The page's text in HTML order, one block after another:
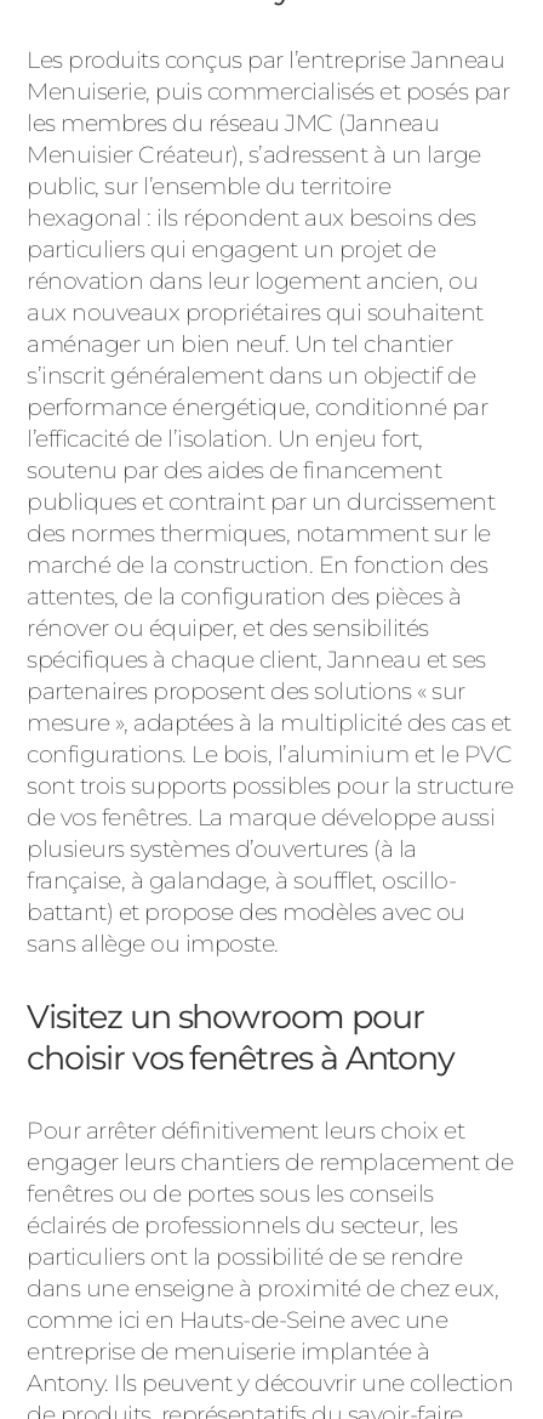
Les produits conçus par l’entreprise Janneau
Menuiserie, puis commercialisés et posés par
les membres du réseau JMC (Janneau
Menuisier Créateur), s’adressent à un large
public, sur l’ensemble du territoire
hexagonal : ils répondent aux besoins des
particuliers qui engagent un projet de
rénovation dans leur logement ancien, ou
aux nouveaux propriétaires qui souhaitent
aménager un bien neuf. Un tel chantier
s’inscrit généralement dans un objectif de
performance énergétique, conditionné par
l’efficacité de l’isolation. Un enjeu fort,
soutenu par des aides de financement
publiques et contraint par un durcissement
des normes thermiques, notamment sur le
marché de la construction. En fonction des
attentes, de la configuration des pièces à
rénover ou équiper, et des sensibilités
spécifiques à chaque client, Janneau et ses
partenaires proposent des solutions « sur
mesure », adaptées à la multiplicité des cas et
configurations. Le bois, l’aluminium et le PVC
sont trois supports possibles pour la structure
de vos fenêtres. La marque développe aussi
plusieurs systèmes d’ouvertures (à la
française, à galandage, à soufflet, oscillo-
battant) et propose des modèles avec ou
sans allège ou imposte.
Visitez un showroom pour
choisir vos fenêtres à Antony
Pour arrêter définitivement leurs choix et
engager leurs chantiers de remplacement de
fenêtres ou de portes sous les conseils
éclairés de professionnels du secteur, les
particuliers ont la possibilité de se rendre
dans une enseigne à proximité de chez eux,
comme ici en Hauts-de-Seine avec une
entreprise de menuiserie implantée à
Antony. Ils peuvent y découvrir une collection